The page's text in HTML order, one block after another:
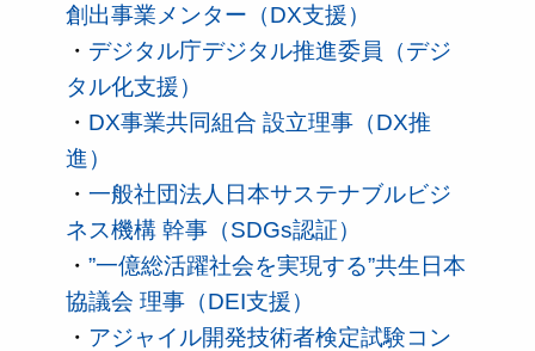
創出事業メンター（DX支援）
・ デジタル庁デジタル推進委員（デジ
タル化支援）
・ DX事業共同組合 設立理事（DX推
進）
・ 一般社団法人日本サステナブルビジ
ネス機構 幹事（SDGs認証）
・ ”一億総活躍社会を実現する”共生日本
協議会 理事（DEI支援）
・ アジャイル開発技術者検定試験コン